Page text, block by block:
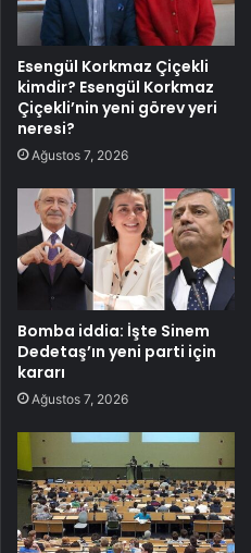
Esengül Korkmaz Çiçekli
kimdir? Esengül Korkmaz
Çiçekli’nin yeni görev yeri
neresi?
Ağustos 7, 2026
Bomba iddia: İşte Sinem
Dedetaş’ın yeni parti için
kararı
Ağustos 7, 2026